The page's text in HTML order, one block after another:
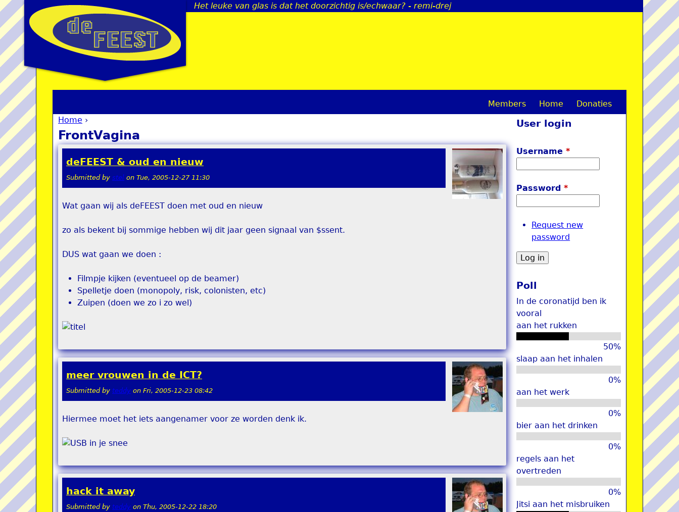
Jump to navigation
Het leuke van glas is dat het doorzichtig is/echwaar? - remi-drej
You are here
Home ›
FrontVagina
deFEEST & oud en nieuw
Submitted by stel on Tue, 2005-12-27 11:30
Wat gaan wij als deFEEST doen met oud en nieuw
zo als bekent bij sommige hebben wij dit jaar geen signaal van $ssent.
DUS wat gaan we doen :
Filmpje kijken (eventueel op de beamer)
Spelletje doen (monopoly, risk, colonisten, etc)
Zuipen (doen we zo i zo wel)
meer vrouwen in de ICT?
Submitted by teddy on Fri, 2005-12-23 08:42
Hiermee moet het iets aangenamer voor ze worden denk ik.
hack it away
Submitted by teddy on Thu, 2005-12-22 18:20
M
i
n
m
Members Home Donaties
User login
Username*
Password*
Request new
password
Poll
In de coronatijd ben ik
vooral
aan het rukken
50%
slaap aan het inhalen
0%
aan het werk
0%
bier aan het drinken
0%
regels aan het
overtreden
0%
Jitsi aan het misbruiken